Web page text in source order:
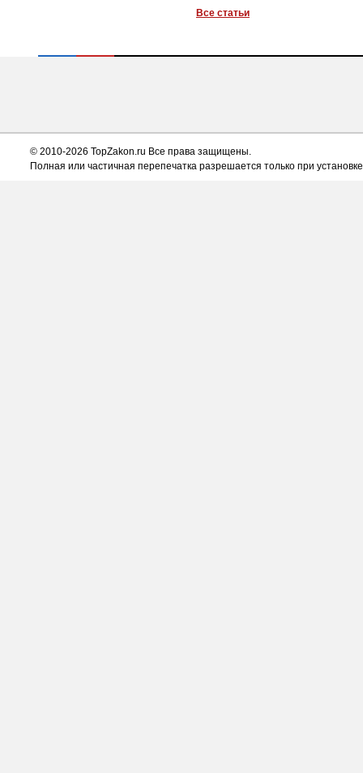
Все статьи
© 2010-2026 TopZakon.ru Все права защищены.
Полная или частичная перепечатка разрешается только при